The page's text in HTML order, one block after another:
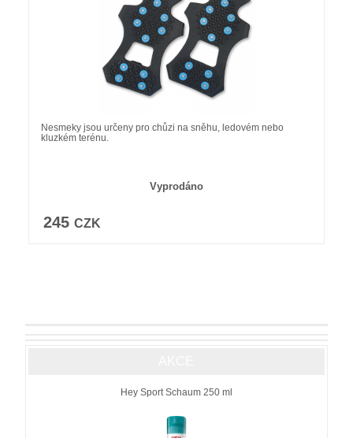
Nesmeky jsou určeny pro chůzi na sněhu, ledovém nebo
kluzkém terénu.
Vyprodáno
245 CZK
Hey Sport Schaum 250 ml